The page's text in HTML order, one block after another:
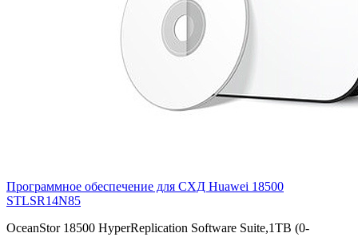
Программное обеспечение для СХД Huawei 18500
STLSR14N85
OceanStor 18500 HyperReplication Software Suite,1TB (0-